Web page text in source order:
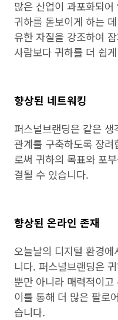
많은 산업이 과포화되
귀하를 돋보이게 하는
유한 자질을 강조하여
사람보다 귀하를 더 쉽
향상된 네트워킹
퍼스널브랜딩은 같은
관계를 구축하도록 장
로써 귀하의 목표와 포
결될 수 있습니다.
향상된 온라인 존재
오늘날의 디지털 환경
니다. 퍼스널브랜딩은
뿐만 아니라 매력적이
이를 통해 더 많은 팔로
습니다.